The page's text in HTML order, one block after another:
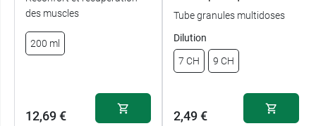
des muscles
200 ml
12,69 €
Tube granules multidoses
Dilution
7 CH 9 CH
2,49 €